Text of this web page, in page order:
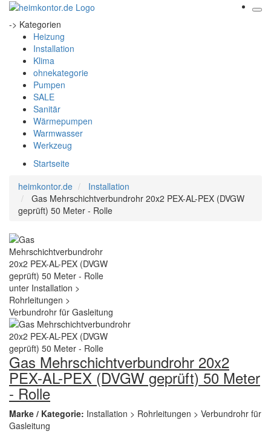
-> Kategorien
Heizung
Installation
Klima
ohnekategorie
Pumpen
SALE
Sanitär
Wärmepumpen
Warmwasser
Werkzeug
Startseite
heimkontor.de
Installation
Gas Mehrschichtverbundrohr 20x2 PEX-AL-PEX (DVGW
geprüft) 50 Meter - Rolle
Gas Mehrschichtverbundrohr 20x2
PEX-AL-PEX (DVGW geprüft) 50 Meter
- Rolle
Marke / Kategorie: Installation > Rohrleitungen > Verbundrohr für
Gasleitung